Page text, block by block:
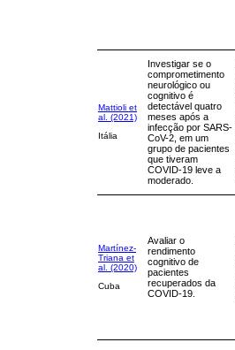
Mattioli et
al. (2021)
Itália
Investigar se o
comprometimento
neurológico ou
cognitivo é
detectável quatro
meses após a
infecção por SARS-
CoV-2, em um
grupo de pacientes
que tiveram
COVID-19 leve a
moderado.
Martínez-
Triana et
al. (2020)
Cuba
Avaliar o
rendimento
cognitivo de
pacientes
recuperados da
COVID-19.